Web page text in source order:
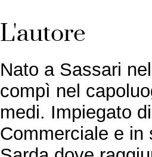
L'autore
Nato a Sassari
compì nel
medi. Impiegato
Commerciale e in